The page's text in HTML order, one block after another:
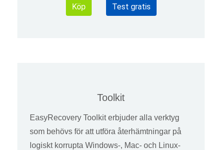
Köp Test gratis
Toolkit
EasyRecovery Toolkit erbjuder alla verktyg
som behövs för att utföra återhämtningar på
logiskt korrupta Windows-, Mac- och Linux-